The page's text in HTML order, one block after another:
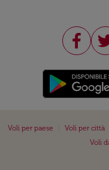
Voli per paese Voli per città
Voli